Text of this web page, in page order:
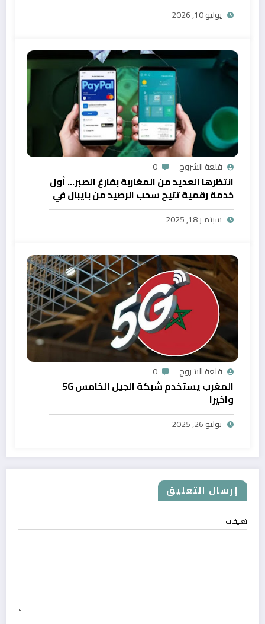
يوليو 10, 2026
قلعة الشروح 0
انتظرها العديد من المغاربة بفارغ الصبر… أول
خدمة رقمية تتيح سحب الرصيد من بايبال في
المغرب
سبتمبر 18, 2025
قلعة الشروح 0
المغرب يستخدم شبكة الجيل الخامس 5G
واخيرا
يوليو 26, 2025
إرسال التعليق
تعليقات